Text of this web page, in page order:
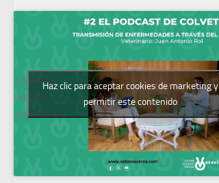
Podcast del
Colegio de
Veterinarios
Haz clic para aceptar cookies de marketing y
permitir este contenido